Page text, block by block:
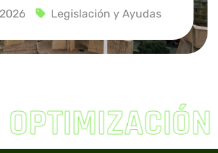
Legislación y Ayudas
OPTIMIZACIÓN